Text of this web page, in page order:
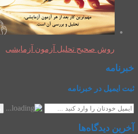
روش صحیح تحلیل آزمون آزمایشی
خبرنامه
ثبت ایمیل در خبرنامه
آخرین دیدگاه‌ها